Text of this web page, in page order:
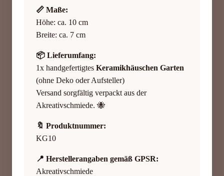
📏 Maße:
Höhe: ca. 10 cm
Breite: ca. 7 cm
📦 Lieferumfang:
1x handgefertigtes Keramikhäuschen Garten
(ohne Deko oder Aufsteller)
Versand sorgfältig verpackt aus der
Akreativschmiede. 🐝
🔖 Produktnummer:
KG10
📍 Herstellerangaben gemäß GPSR:
Akreativschmiede